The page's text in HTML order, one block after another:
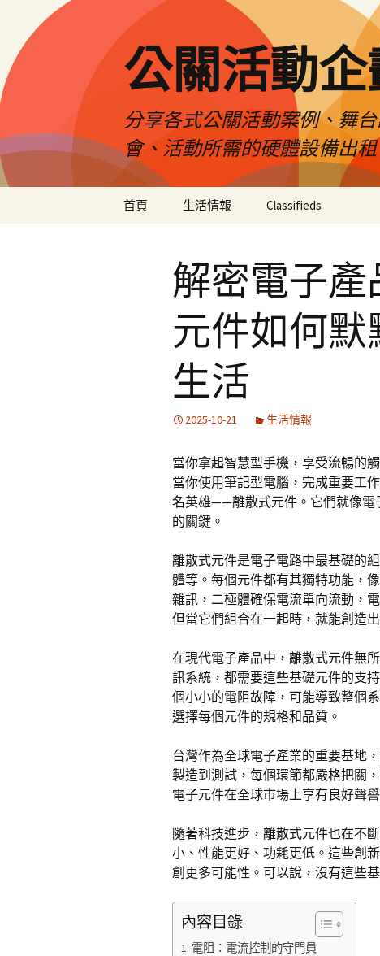
公關活動企
分享各式公關活動案例、舞
會、活動所需的硬體設備出
首頁 生活情報 Classifieds
解密電子
元件如何
生活
2025-10-21 生活情報
當你拿起智慧型手機，享受流暢的
當你使用筆記型電腦，完成重要工
名英雄——離散式元件。它們就像電
的關鍵。
離散式元件是電子電路中最基礎的
體等。每個元件都有其獨特功能，
雜訊，二極體確保電流單向流動，
但當它們組合在一起時，就能創造
在現代電子產品中，離散式元件無
訊系統，都需要這些基礎元件的支
個小小的電阻故障，可能導致整個
選擇每個元件的規格和品質。
台灣作為全球電子產業的重要基地
製造到測試，每個環節都嚴格把關
電子元件在全球市場上享有良好聲
隨著科技進步，離散式元件也在不
小、性能更好、功耗更低。這些創
創更多可能性。可以說，沒有這些
內容目錄
電阻：電流控制的守門員